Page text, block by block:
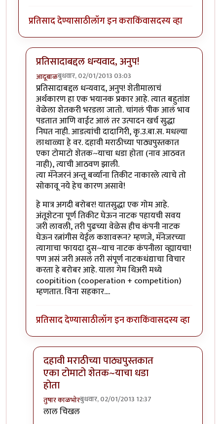
प्रतिसाद देण्यासाठीलॉग इन कराकिंवासदस्य व्हा
प्रतिसादाबद्दल धन्यवाद, अनुप!
आदूबाळबुधवार, 02/01/2013 03:03
In reply toकोल्हापूरच्या मार्केटbyअनुप कुलकर्णी
प्रतिसादाबद्दल धन्यवाद, अनुप! शेतीमालाचं
अर्थकारण हा एक भयानक प्रकार आहे. त्यात बहुतांश
वेळेला शेतकरी भरडला जातो. चांगलं पीक आलं भाव
पडतात आणि वाईट आलं तर उत्पादन खर्च सुद्धा
निघत नाही. आडत्यांची दादागिरी, कृ.उ.बा.स. मधल्या
लाथाळ्या हे वर. दहावी मराठीच्या पाठ्यपुस्तकात
एका टोमाटो शेतक~याचा धडा होता (नाव आठवत
नाही), त्याची आठवण झाली.
त्या मॅनेजरनं अन्तू बर्व्याना तिकीट नाकारले त्याचे तो
सोकावू नये हेच कारण असावे!
हे मात्र अगदी बरोबर! यातसुद्धा एक गोम आहे.
अंतूशेटना पूर्ण तिकीट घेऊन नाटक पहायची सवय
जरी लावली, तरी पुढच्या वेळेस हीच कंपनी नाटक
घेऊन रत्नांगीस येईल कशावरून? म्हणजे, मॅनेजरच्या
त्यागाचा फायदा दुस~याच नाटक कंपनीला व्ह्यायचा!
पण असं जरी असलं तरी संपूर्ण नाटकधंद्याचा विचार
करता हे बरोबर आहे. याला गेम थिअरी मध्ये
coopitition (cooperation + competition)
म्हणतात. विना सहकार....
प्रतिसाद देण्यासाठीलॉग इन कराकिंवासदस्य व्हा
दहावी मराठीच्या पाठ्यपुस्तकात
एका टोमाटो शेतक~याचा धडा
होता
तुषार काळभोरबुधवार, 02/01/2013 12:37
In reply to
लाल चिखल